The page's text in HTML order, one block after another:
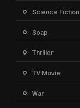
Science Fiction
Soap
Thriller
TV Movie
War